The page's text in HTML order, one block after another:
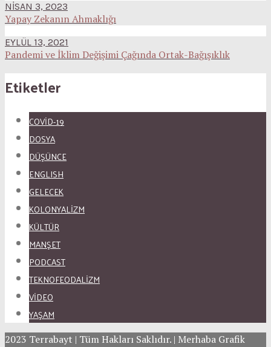
NISAN 3, 2023
Yapay Zekanın Ahmaklığı
EYLÜL 13, 2021
Pandemi ve İklim Değişimi Çağında Ortak-Bağışıklık
Etiketler
COVID-19
DOSYA
DÜŞÜNCE
ENGLISH
GELECEK
KOLONYALİZM
KÜLTÜR
MANŞET
PODCAST
TEKNOFEODALİZM
VİDEO
YAŞAM
2023 Terrabayt | Tüm Hakları Saklıdır. | Merhaba Grafik